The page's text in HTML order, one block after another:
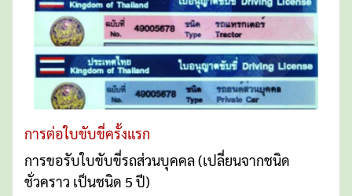
การต่อใบขับขี่ครั้งแรก
การขอรับใบขับขี่รถส่วนบุคคล (เปลี่ยนจากชนิด
ชั่วคราว เป็นชนิด 5 ปี)